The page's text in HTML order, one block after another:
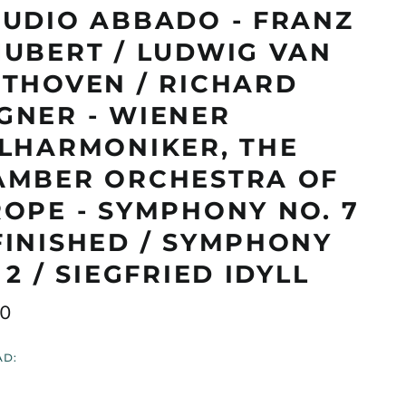
ABBADO - FRANZ
/ LUDWIG VAN
/ RICHARD
- WIENER
THE
ORCHESTRA OF
- SYMPHONY NO. 7
/ SYMPHONY
2 / SIEGFRIED IDYLL